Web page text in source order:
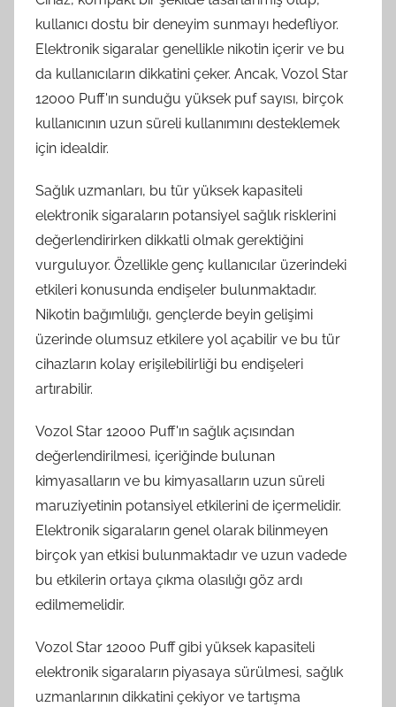
kullanıcı dostu bir deneyim sunmayı hedefliyor.
Elektronik sigaralar genellikle nikotin içerir ve bu
da kullanıcıların dikkatini çeker. Ancak, Vozol Star
12000 Puff'ın sunduğu yüksek puf sayısı, birçok
kullanıcının uzun süreli kullanımını desteklemek
için idealdir.
Sağlık uzmanları, bu tür yüksek kapasiteli
elektronik sigaraların potansiyel sağlık risklerini
değerlendirirken dikkatli olmak gerektiğini
vurguluyor. Özellikle genç kullanıcılar üzerindeki
etkileri konusunda endişeler bulunmaktadır.
Nikotin bağımlılığı, gençlerde beyin gelişimi
üzerinde olumsuz etkilere yol açabilir ve bu tür
cihazların kolay erişilebilirliği bu endişeleri
artırabilir.
Vozol Star 12000 Puff'ın sağlık açısından
değerlendirilmesi, içeriğinde bulunan
kimyasalların ve bu kimyasalların uzun süreli
maruziyetinin potansiyel etkilerini de içermelidir.
Elektronik sigaraların genel olarak bilinmeyen
birçok yan etkisi bulunmaktadır ve uzun vadede
bu etkilerin ortaya çıkma olasılığı göz ardı
edilmemelidir.
Vozol Star 12000 Puff gibi yüksek kapasiteli
elektronik sigaraların piyasaya sürülmesi, sağlık
uzmanlarının dikkatini çekiyor ve tartışma